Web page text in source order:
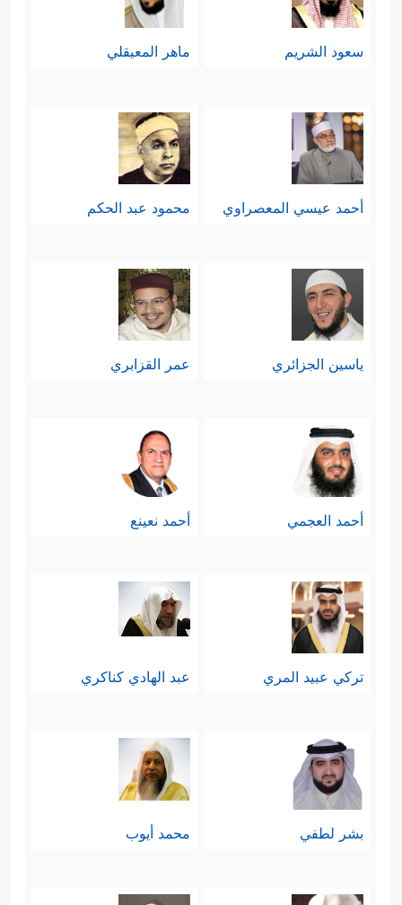
سعود الشريم ماهر المعيقلي
أحمد عيسي المعصراوي محمود عبد الحكم
ياسين الجزائري عمر القزابري
أحمد العجمي أحمد نعينع
تركي عبيد المري عبد الهادي كناكري
بشر لطفي محمد أيوب